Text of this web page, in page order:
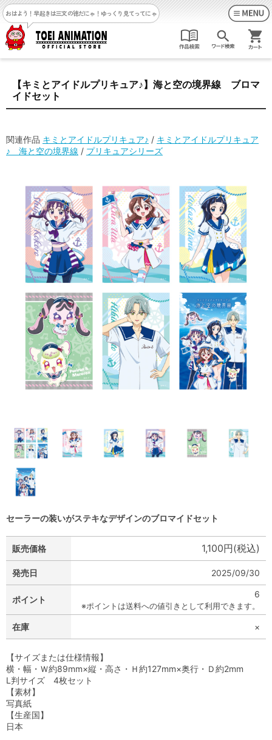
おはよう！早起きは三文の徳だにゃ！ ゆっくり見てってにゃ
【キミとアイドルプリキュア♪】海と空の境界線 ブロマ
イドセット
関連作品 キミとアイドルプリキュア♪ / キミとアイドルプリキュア
♪ 海と空の境界線 / プリキュアシリーズ
セーラーの装いがステキなデザインのブロマイドセット
販売価格 1,100円(税込)
発売日 2025/09/30
ポイント
6
※ポイントは送料への値引きとして利用できます。
在庫 ×
【サイズまたは仕様情報】
横・幅・Ｗ約89mm×縦・高さ・Ｈ約127mm×奥行・Ｄ約2mm
L判サイズ 4枚セット
【素材】
写真紙
【生産国】
日本